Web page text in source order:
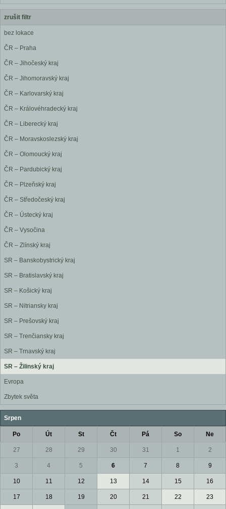
zrušit filtr
bez lokace
ČR – Praha
ČR – Jihočeský kraj
ČR – Jihomoravský kraj
ČR – Karlovarský kraj
ČR – Královéhradecký kraj
ČR – Liberecký kraj
ČR – Moravskoslezský kraj
ČR – Olomoucký kraj
ČR – Pardubický kraj
ČR – Plzeňský kraj
ČR – Středočeský kraj
ČR – Ústecký kraj
ČR – Vysočina
ČR – Zlínský kraj
SR – Banskobystrický kraj
SR – Bratislavský kraj
SR – Košický kraj
SR – Nitriansky kraj
SR – Prešovský kraj
SR – Trenčiansky kraj
SR – Trnavský kraj
SR – Žilinský kraj
Evropa
Zbytek světa
Srpen
Po Út St Čt Pá So Ne
27 28 29 30 31 1 2
3 4 5 6 7 8 9
10 11 12 13 14 15 16
17 18 19 20 21 22 23